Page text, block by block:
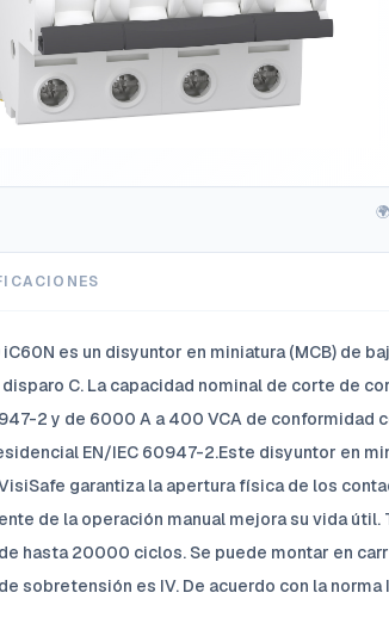
es un disyuntor en miniatura (MCB) de
C. La capacidad nominal de corte de
2 y de 6000 A a 400 VCA de conformidad
EN/IEC 60947-2.Este disyuntor en
garantiza la apertura física de los
de la operación manual mejora su vida
hasta 20000 ciclos. Se puede montar en
sobretensión es IV. De acuerdo con la